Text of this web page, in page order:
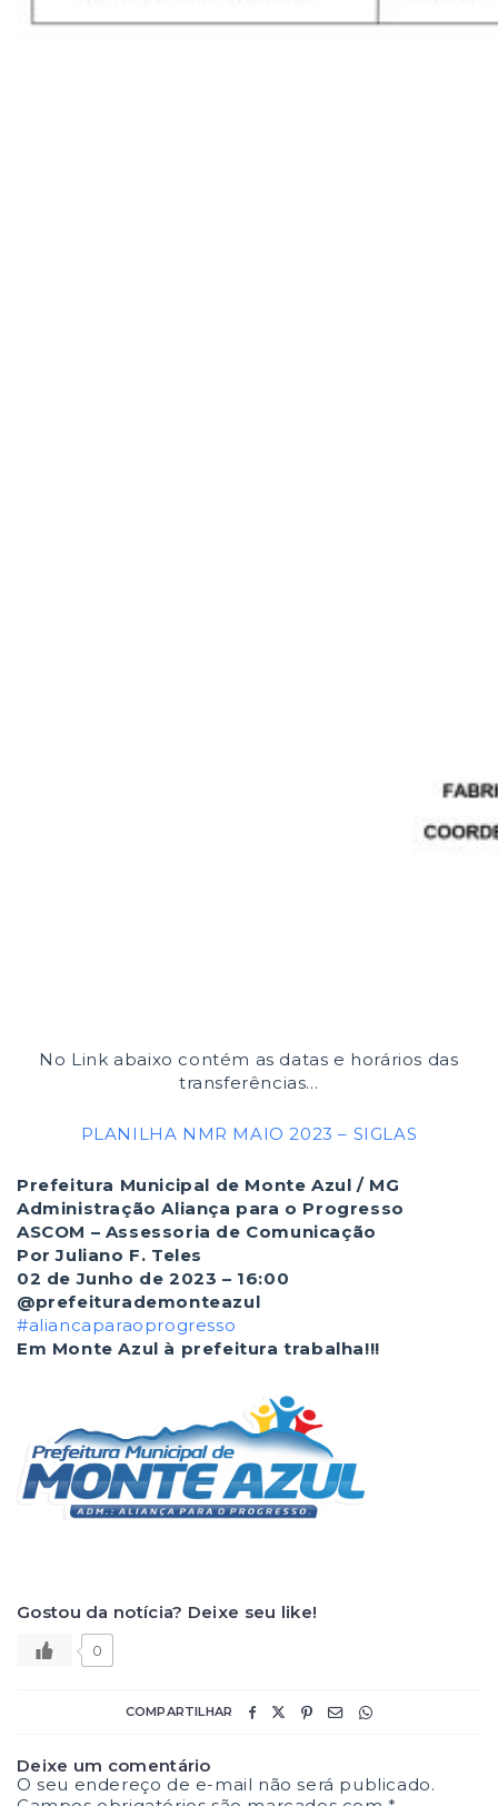
No Link abaixo contém as datas e horários das
transferências…
PLANILHA NMR MAIO 2023 – SIGLAS
Prefeitura Municipal de Monte Azul / MG
Administração Aliança para o Progresso
ASCOM – Assessoria de Comunicação
Por Juliano F. Teles
02 de Junho de 2023 – 16:00
@prefeiturademonteazul
#aliancaparaoprogresso
Em Monte Azul à prefeitura trabalha!!!
Gostou da notícia? Deixe seu like!
0
COMPARTILHAR
Deixe um comentário
O seu endereço de e-mail não será publicado.